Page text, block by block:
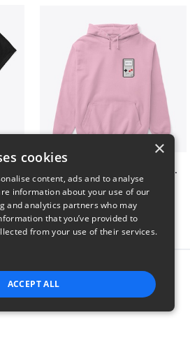
Persian Cat watching Cats TV
$7
this product
×
cookies
content, ads and to analyse
information about your use of our
and analytics partners who may
that you’ve provided to
from your use of their services.
ACCEPT ALL
PERFORMANCE